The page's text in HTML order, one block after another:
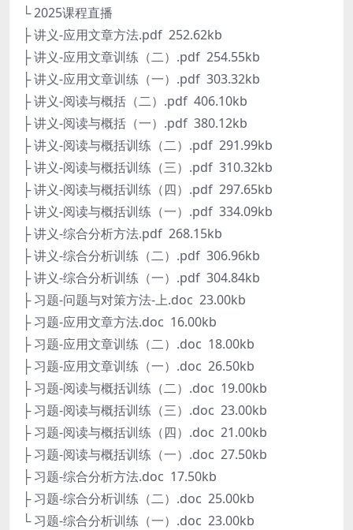
└ 2025课程直播
├ 讲义-应用文章方法.pdf 252.62kb
├ 讲义-应用文章训练（二）.pdf 254.55kb
├ 讲义-应用文章训练（一）.pdf 303.32kb
├ 讲义-阅读与概括（二）.pdf 406.10kb
├ 讲义-阅读与概括（一）.pdf 380.12kb
├ 讲义-阅读与概括训练（二）.pdf 291.99kb
├ 讲义-阅读与概括训练（三）.pdf 310.32kb
├ 讲义-阅读与概括训练（四）.pdf 297.65kb
├ 讲义-阅读与概括训练（一）.pdf 334.09kb
├ 讲义-综合分析方法.pdf 268.15kb
├ 讲义-综合分析训练（二）.pdf 306.96kb
├ 讲义-综合分析训练（一）.pdf 304.84kb
├ 习题-问题与对策方法-上.doc 23.00kb
├ 习题-应用文章方法.doc 16.00kb
├ 习题-应用文章训练（二）.doc 18.00kb
├ 习题-应用文章训练（一）.doc 26.50kb
├ 习题-阅读与概括训练（二）.doc 19.00kb
├ 习题-阅读与概括训练（三）.doc 23.00kb
├ 习题-阅读与概括训练（四）.doc 21.00kb
├ 习题-阅读与概括训练（一）.doc 27.50kb
├ 习题-综合分析方法.doc 17.50kb
├ 习题-综合分析训练（二）.doc 25.00kb
└ 习题-综合分析训练（一）.doc 23.00kb